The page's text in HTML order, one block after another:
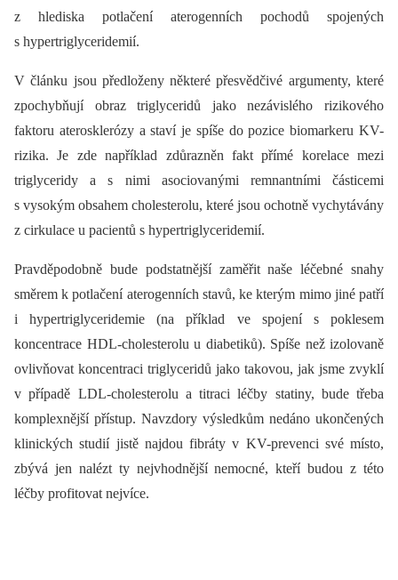
z hlediska potlačení aterogenních pochodů spojených
s hypertriglyceridemií.
V článku jsou předloženy některé přesvědčivé argumenty, které
zpochybňují obraz triglyceridů jako nezávislého rizikového
faktoru aterosklerózy a staví je spíše do pozice biomarkeru KV-
rizika. Je zde například zdůrazněn fakt přímé korelace mezi
triglyceridy a s nimi asociovanými remnantními částicemi
s vysokým obsahem cholesterolu, které jsou ochotně vychytávány
z cirkulace u pacientů s hypertriglyceridemií.
Pravděpodobně bude podstatnější zaměřit naše léčebné snahy
směrem k potlačení aterogenních stavů, ke kterým mimo jiné patří
i hypertriglyceridemie (na příklad ve spojení s poklesem
koncentrace HDL-cholesterolu u diabetiků). Spíše než izolovaně
ovlivňovat koncentraci triglyceridů jako takovou, jak jsme zvyklí
v případě LDL-cholesterolu a titraci léčby statiny, bude třeba
komplexnější přístup. Navzdory výsledkům nedáno ukončených
klinických studií jistě najdou fibráty v KV-prevenci své místo,
zbývá jen nalézt ty nejvhodnější nemocné, kteří budou z této
léčby profitovat nejvíce.